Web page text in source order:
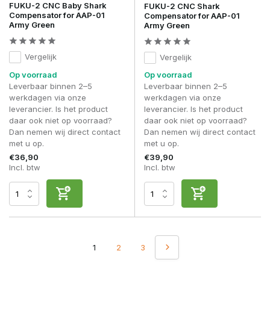
FUKU-2 CNC Baby Shark
Compensator for AAP-01
Army Green
Vergelijk
Op voorraad
Leverbaar binnen 2–5
werkdagen via onze
leverancier. Is het product
daar ook niet op voorraad?
Dan nemen wij direct contact
met u op.
€36,90
Incl. btw
FUKU-2 CNC Shark
Compensator for AAP-01
Army Green
Vergelijk
Op voorraad
Leverbaar binnen 2–5
werkdagen via onze
leverancier. Is het product
daar ook niet op voorraad?
Dan nemen wij direct contact
met u op.
€39,90
Incl. btw
1 2 3